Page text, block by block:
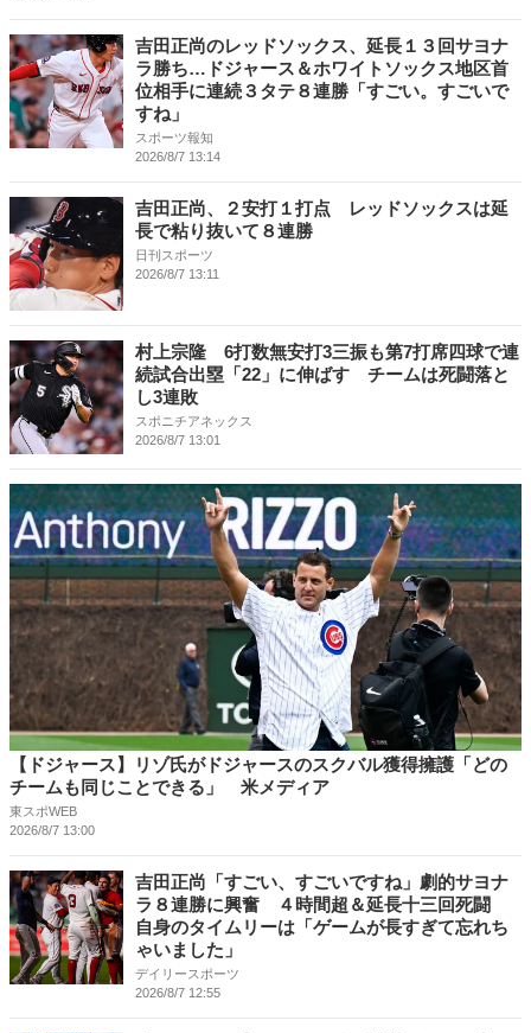
吉田正尚のレッドソックス、延長１３回サヨナ
ラ勝ち…ドジャース＆ホワイトソックス地区首
位相手に連続３タテ８連勝「すごい。すごいで
すね」
スポーツ報知
2026/8/7 13:14
吉田正尚、２安打１打点 レッドソックスは延
長で粘り抜いて８連勝
日刊スポーツ
2026/8/7 13:11
村上宗隆 6打数無安打3三振も第7打席四球で連
続試合出塁「22」に伸ばす チームは死闘落と
し3連敗
スポニチアネックス
2026/8/7 13:01
【ドジャース】リゾ氏がドジャースのスクバル獲得擁護「どの
チームも同じことできる」 米メディア
東スポWEB
2026/8/7 13:00
吉田正尚「すごい、すごいですね」劇的サヨナ
ラ８連勝に興奮 ４時間超＆延長十三回死闘
自身のタイムリーは「ゲームが長すぎて忘れち
ゃいました」
デイリースポーツ
2026/8/7 12:55